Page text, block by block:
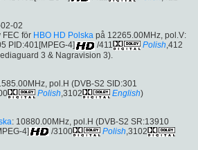
02
FEC för HBO HD Polska på 12265.00MHz, pol.V:
PID:401[MPEG-4]
/411 Polish,412
3 & Nagravision 3).
pol.H (DVB-S2 SID:301
Polish,3102 English)
: 10880.00MHz, pol.H (DVB-S2 SR:13910
4]
/3100 Polish ,3102